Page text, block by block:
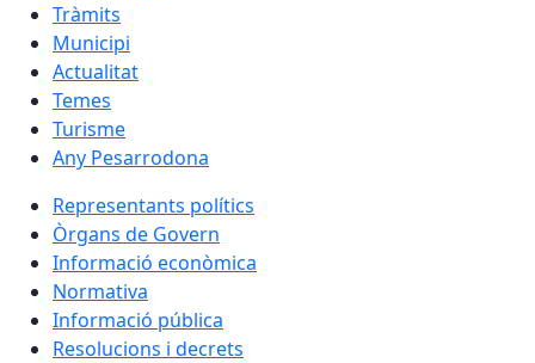
Tràmits
Municipi
Actualitat
Temes
Turisme
Any Pesarrodona
Representants polítics
Òrgans de Govern
Informació econòmica
Normativa
Informació pública
Resolucions i decrets